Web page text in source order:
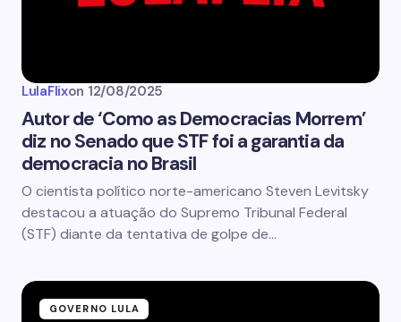
LulaFlixon 12/08/2025
Autor de ‘Como as Democracias Morrem’
diz no Senado que STF foi a garantia da
democracia no Brasil
O cientista político norte-americano Steven Levitsky
destacou a atuação do Supremo Tribunal Federal
(STF) diante da tentativa de golpe de…
GOVERNO LULA